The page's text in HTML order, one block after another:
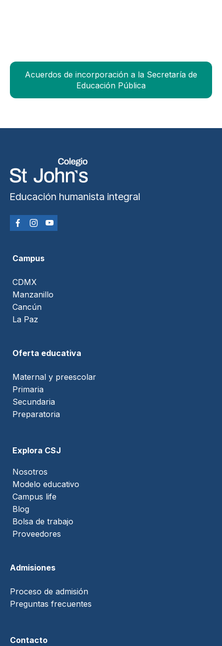
Acuerdos de incorporación a la Secretaría de
Educación Pública
Educación humanista integral
Campus
CDMX
Manzanillo
Cancún
La Paz
Oferta educativa
Maternal y preescolar
Primaria
Secundaria
Preparatoria
Explora CSJ
Nosotros
Modelo educativo
Campus life
Blog
Bolsa de trabajo
Proveedores
Admisiones
Proceso de admisión
Preguntas frecuentes
Contacto